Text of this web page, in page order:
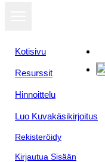
Kotisivu
Resurssit
Hinnoittelu
Luo Kuvakäsikirjoitus
Rekisteröidy
Kirjautua Sisään